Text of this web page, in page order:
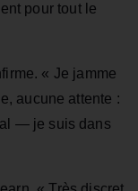
pour tout le
« Je jamme
aucune attente :
— je suis dans